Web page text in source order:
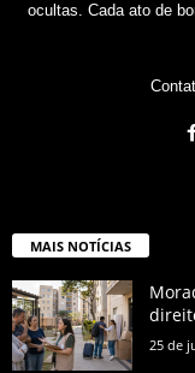
ocultas. Cada ato de
MAIS NOTÍCIAS
25 de